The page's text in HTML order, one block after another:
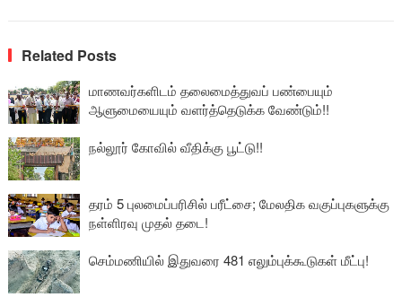
Related Posts
மாணவர்களிடம் தலைமைத்துவப் பண்பையும்
ஆளுமையையும் வளர்த்தெடுக்க வேண்டும்!!
நல்லூர் கோவில் வீதிக்கு பூட்டு!!
தரம் 5 புலமைப்பரிசில் பரீட்சை; மேலதிக வகுப்புகளுக்கு
நள்ளிரவு முதல் தடை!
செம்மணியில் இதுவரை 481 எலும்புக்கூடுகள் மீட்பு!